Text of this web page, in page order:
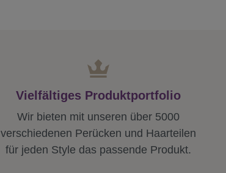
Vielfältiges Produktportfolio
Wir bieten mit unseren über 5000
verschiedenen Perücken und Haarteilen
für jeden Style das passende Produkt.